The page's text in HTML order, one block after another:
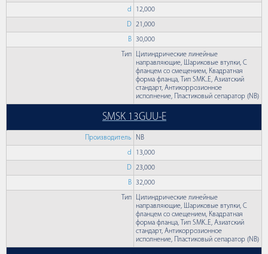
d 12,000
D 21,000
B 30,000
Тип
Цилиндрические линейные
направляющие, Шариковые втулки, С
фланцем со смещением, Квадратная
форма фланца, Тип SMK..E, Азиатский
стандарт, Антикоррозионное
исполнение, Пластиковый сепаратор (NB)
SMSK 13GUU-E
Производитель NB
d 13,000
D 23,000
B 32,000
Тип
Цилиндрические линейные
направляющие, Шариковые втулки, С
фланцем со смещением, Квадратная
форма фланца, Тип SMK..E, Азиатский
стандарт, Антикоррозионное
исполнение, Пластиковый сепаратор (NB)